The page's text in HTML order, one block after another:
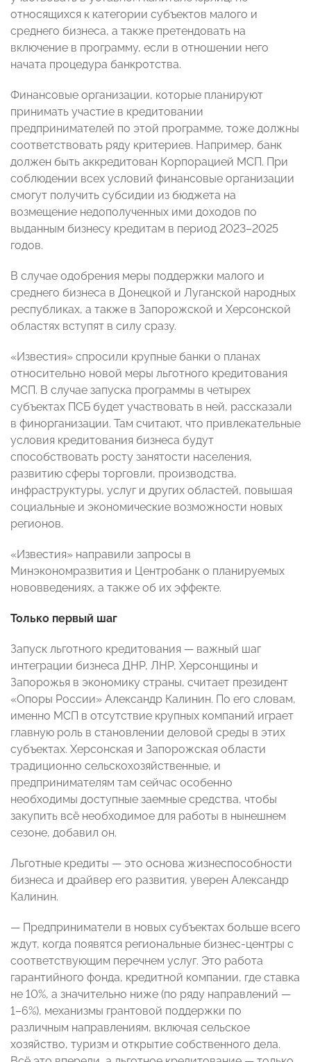
относящихся к категории субъектов малого и
среднего бизнеса, а также претендовать на
включение в программу, если в отношении него
начата процедура банкротства.
Финансовые организации, которые планируют
принимать участие в кредитовании
предпринимателей по этой программе, тоже должны
соответствовать ряду критериев. Например, банк
должен быть аккредитован Корпорацией МСП. При
соблюдении всех условий финансовые организации
смогут получить субсидии из бюджета на
возмещение недополученных ими доходов по
выданным бизнесу кредитам в период 2023–2025
годов.
В случае одобрения меры поддержки малого и
среднего бизнеса в Донецкой и Луганской народных
республиках, а также в Запорожской и Херсонской
областях вступят в силу сразу.
«Известия» спросили крупные банки о планах
относительно новой меры льготного кредитования
МСП. В случае запуска программы в четырех
субъектах ПСБ будет участвовать в ней, рассказали
в финорганизации. Там считают, что привлекательные
условия кредитования бизнеса будут
способствовать росту занятости населения,
развитию сферы торговли, производства,
инфраструктуры, услуг и других областей, повышая
социальные и экономические возможности новых
регионов.
«Известия» направили запросы в
Минэкономразвития и Центробанк о планируемых
нововведениях, а также об их эффекте.
Только первый шаг
Запуск льготного кредитования — важный шаг
интеграции бизнеса ДНР, ЛНР, Херсонщины и
Запорожья в экономику страны, считает президент
«Опоры России» Александр Калинин. По его словам,
именно МСП в отсутствие крупных компаний играет
главную роль в становлении деловой среды в этих
субъектах. Херсонская и Запорожская области
традиционно сельскохозяйственные, и
предпринимателям там сейчас особенно
необходимы доступные заемные средства, чтобы
закупить всё необходимое для работы в нынешнем
сезоне, добавил он.
Льготные кредиты — это основа жизнеспособности
бизнеса и драйвер его развития, уверен Александр
Калинин.
— Предприниматели в новых субъектах больше всего
ждут, когда появятся региональные бизнес-центры с
соответствующим перечнем услуг. Это работа
гарантийного фонда, кредитной компании, где ставка
не 10%, а значительно ниже (по ряду направлений —
1–6%), механизмы грантовой поддержки по
различным направлениям, включая сельское
хозяйство, туризм и открытие собственного дела.